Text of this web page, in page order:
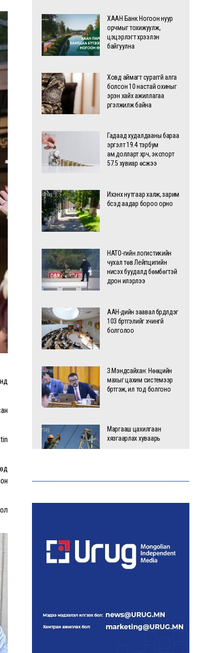
ХААН Банк Ногоон нуур
орчмыг тохижуулж,
цэцэрлэгт хүрээлэн
байгуулна
Ховд аймагт сураггүй алга
болсон 10 настай охиныг
эрэн хайх ажиллагаа
үргэлжилж байна
Гадаад худалдааны бараа
эргэлт 19.4 тэрбум
ам.долларт хүрч, экспорт
57.5 хувиар өсжээ
Ихэнх нутгаар халж, зарим
бүсэд аадар бороо орно
НАТО-гийн логистикийн
чухал төв Лейпцигийн
нисэх буудалд бөмбөгтэй
дрон илэрлээ
ААН-үүдийн заавал бүрдүүлдэг
103 бүртгэлийг хүчингүй
болголоо
З.Мэндсайхан: Нөөцийн
махыг цахим системээр
бүртгэж, ил тод болгоно
Маргааш цахилгаан
хязгаарлах хуваарь
“Хотын дарга сонсож
байна” платформыг
Монгол залуу АНУ-ын
Вашингтон хотын орон
гэргүй эмэгтэйг